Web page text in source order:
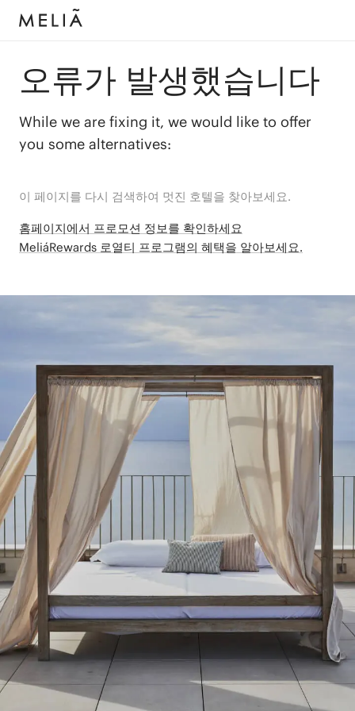
오류가 발생했습니다
While we are fixing it, we would like to offer
you some alternatives:
이 페이지를 다시 검색하여 멋진 호텔을 찾아보세요.
홈페이지에서 프로모션 정보를 확인하세요
MeliáRewards 로열티 프로그램의 혜택을 알아보세요.